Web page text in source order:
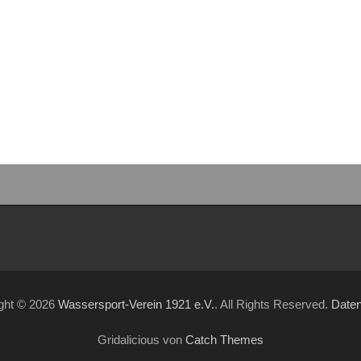
© 2026 Wassersport-Verein 1921 e.V.. All Rights Reserved.
Gridalicious von Catch Themes